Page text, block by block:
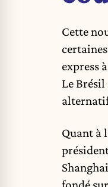
Cette
express
Le
Quant à